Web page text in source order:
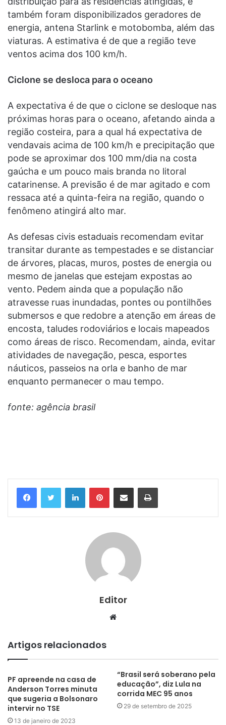
também foram disponibilizados geradores de
energia, antena Starlink e motobomba, além das
viaturas. A estimativa é de que a região teve
ventos acima dos 100 km/h.
Ciclone se desloca para o oceano
A expectativa é de que o ciclone se desloque nas
próximas horas para o oceano, afetando ainda a
região costeira, para a qual há expectativa de
vendavais acima de 100 km/h e precipitação que
pode se aproximar dos 100 mm/dia na costa
gaúcha e um pouco mais branda no litoral
catarinense. A previsão é de mar agitado e com
ressaca até a quinta-feira na região, quando o
fenômeno atingirá alto mar.
As defesas civis estaduais recomendam evitar
transitar durante as tempestades e se distanciar
de árvores, placas, muros, postes de energia ou
mesmo de janelas que estejam expostas ao
vento. Pedem ainda que a população não
atravesse ruas inundadas, pontes ou pontilhões
submersos e que redobre a atenção em áreas de
encosta, taludes rodoviários e locais mapeados
como áreas de risco. Recomendam, ainda, evitar
atividades de navegação, pesca, esportes
náuticos, passeios na orla e banho de mar
enquanto permanecer o mau tempo.
fonte: agência brasil
LinkedinPinterestCompartilhar via e-mail Imprimir
Editor
Website
Artigos relacionados
PF apreende na casa de
Anderson Torres minuta
que sugeria a Bolsonaro
intervir no TSE
13 de janeiro de 2023
“Brasil será soberano pela
educação”, diz Lula na
corrida MEC 95 anos
29 de setembro de 2025